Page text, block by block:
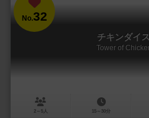
No.32
チキンダイ
Tower of
2～5人 15～30分